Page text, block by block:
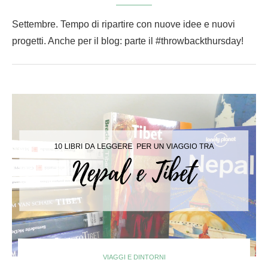
Settembre. Tempo di ripartire con nuove idee e nuovi
progetti. Anche per il blog: parte il #throwbackthursday!
VIAGGI E DINTORNI